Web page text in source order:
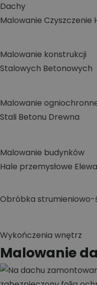
Dachy
Malowanie Czyszczenie
Malowanie konstrukcji
Stalowych Betonowych
Malowanie
Stali Betonu Drewna
Malowanie budynków
Hale przemysłowe
Obróbka strumieniowo-
Wykończenia wnętrz
Malowanie